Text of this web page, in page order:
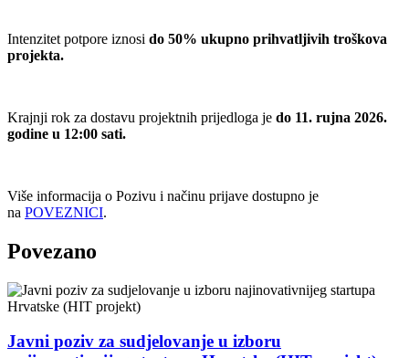
Intenzitet potpore iznosi do 50% ukupno prihvatljivih troškova
projekta.
Krajnji rok za dostavu projektnih prijedloga je do 11. rujna 2026.
godine u 12:00 sati.
Više informacija o Pozivu i načinu prijave dostupno je
na POVEZNICI.
Povezano
Javni poziv za sudjelovanje u izboru